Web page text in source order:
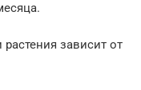
зависит от